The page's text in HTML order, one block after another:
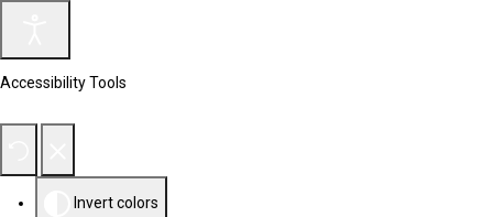
Accessibility Tools
Invert colors